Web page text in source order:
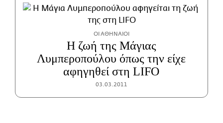
ΟΙ ΑΘΗΝΑΙΟΙ
Η ζωή της Μάγιας
Λυμπεροπούλου όπως την είχε
αφηγηθεί στη LIFO
03.03.2011